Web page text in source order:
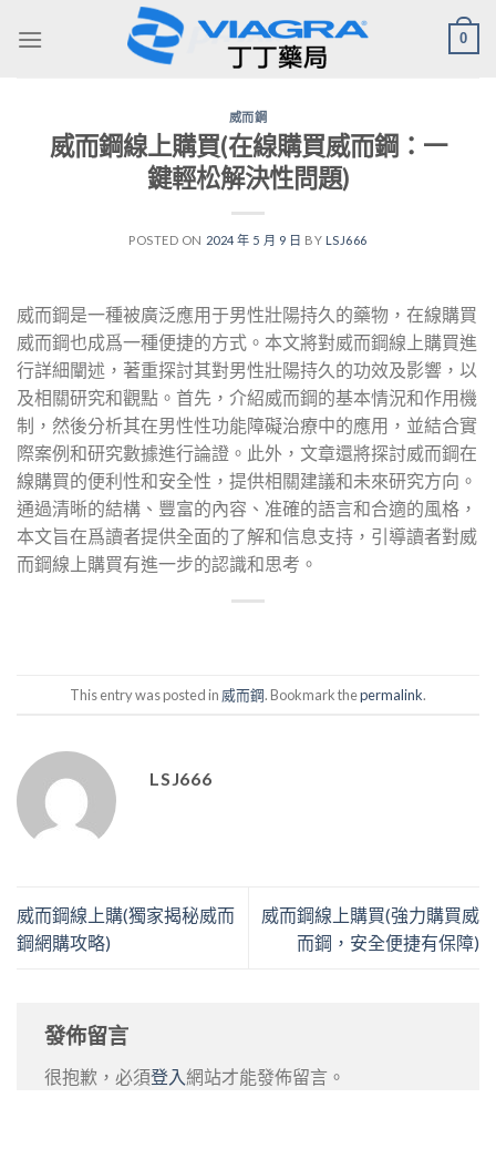
0
威而鋼
威而鋼線上購買(在線購買威而鋼：一
鍵輕松解決性問題)
POSTED ON 2024 年 5 月 9 日 BY LSJ666
威而鋼是一種被廣泛應用于男性壯陽持久的藥物，在線購買
威而鋼也成爲一種便捷的方式。本文將對威而鋼線上購買進
行詳細闡述，著重探討其對男性壯陽持久的功效及影響，以
及相關研究和觀點。首先，介紹威而鋼的基本情況和作用機
制，然後分析其在男性性功能障礙治療中的應用，並結合實
際案例和研究數據進行論證。此外，文章還將探討威而鋼在
線購買的便利性和安全性，提供相關建議和未來研究方向。
通過清晰的結構、豐富的內容、准確的語言和合適的風格，
本文旨在爲讀者提供全面的了解和信息支持，引導讀者對威
而鋼線上購買有進一步的認識和思考。
This entry was posted in 威而鋼. Bookmark thepermalink.
LSJ666
威而鋼線上購(獨家揭秘威而
鋼網購攻略)
威而鋼線上購買(強力購買威
而鋼，安全便捷有保障)
發佈留言
很抱歉，必須登入網站才能發佈留言。